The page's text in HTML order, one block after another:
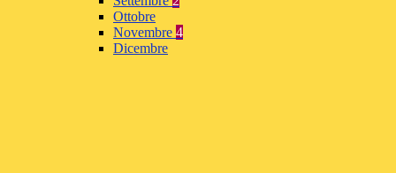
Ottobre
Novembre 4
Dicembre